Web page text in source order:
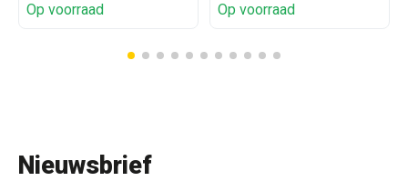
Op voorraad Op voorraad
Nieuwsbrief